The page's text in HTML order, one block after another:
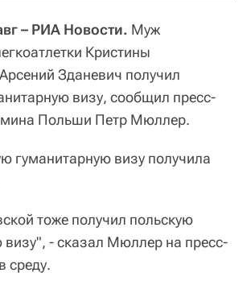
– РИА Новости. Муж
Кристины
Зданевич получил
визу, сообщил пресс-
Польши Петр Мюллер.
гуманитарную визу получила
тоже получил польскую
визу", - сказал Мюллер на пресс-
среду.